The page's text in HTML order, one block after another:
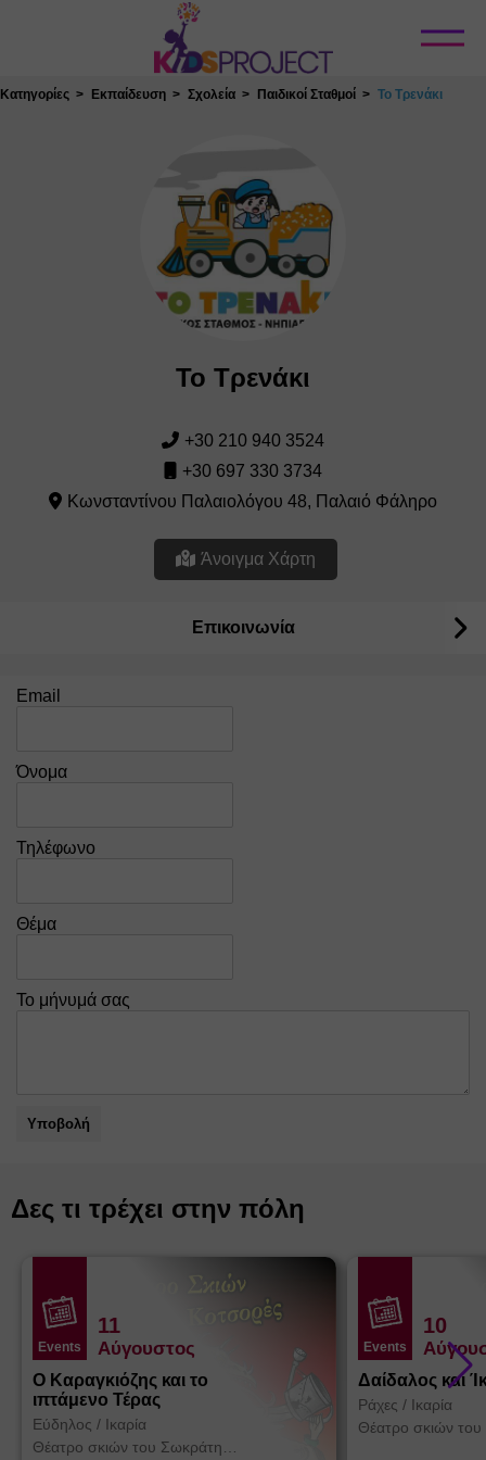
Κλείσιμο
Κατηγορίες Εκπαίδευση Σχολεία Παιδικοί Σταθμοί Το Τρενάκι
Το Τρενάκι
+30 210 940 3524
+30 697 330 3734
Κωνσταντίνου Παλαιολόγου 48, Παλαιό Φάληρο
Άνοιγμα Χάρτη
Επικοινωνία
Email
Όνομα
Τηλέφωνο
Θέμα
Το μήνυμά σας
Υποβολή
Δες τι τρέχει στην πόλη
Events
11
Αύγουστος
Ο Καραγκιόζης και το
ιπτάμενο Τέρας
Εύδηλος / Ικαρία
Θέατρο σκιών του Σωκράτη
Events
10
Δαίδαλος και
Ράχες / Ικαρία
Θέατρο σκιών